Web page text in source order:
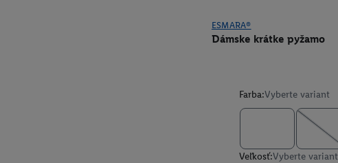
ESMARA®
Dámske krátke pyžamo
Farba:Vyberte variant
Veľkosť:Vyberte variant